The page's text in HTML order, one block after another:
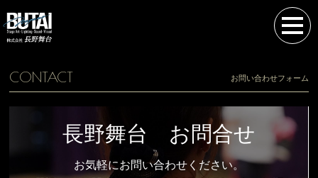
CONTACT お問い合わせフォーム